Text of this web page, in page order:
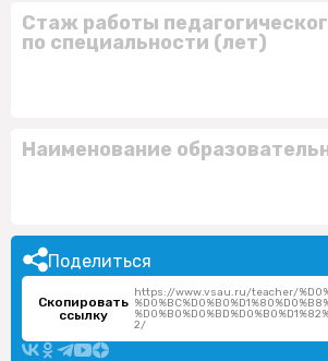
Стаж работы
по специальности (лет)
Наименование
Поделиться
Скопировать
ссылку
https://www.vsau.ru/teacher/
2/